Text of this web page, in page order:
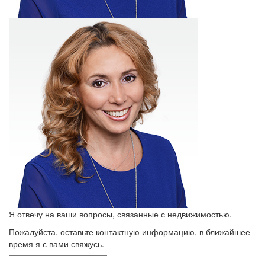
Я отвечу на ваши вопросы, связанные с недвижимостью.
Пожалуйста, оставьте контактную информацию, в ближайшее
время я с вами свяжусь.